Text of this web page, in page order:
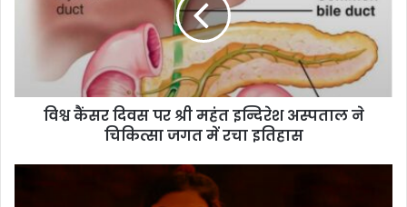
विश्व कैंसर दिवस पर श्री महंत इन्दिरेश अस्पताल ने
चिकित्सा जगत में रचा इतिहास